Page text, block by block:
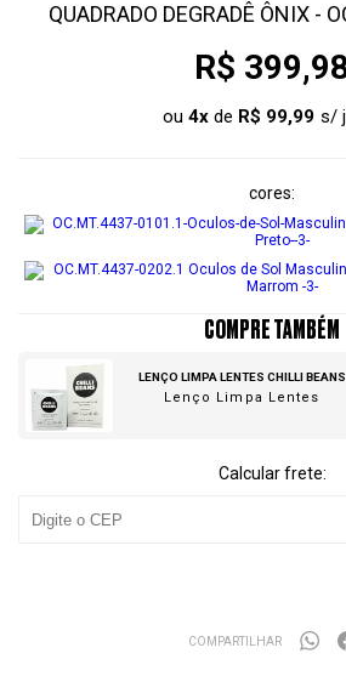
QUADRADO DEGRADÊ ÔNIX -
R$
ou 4xde R$ 99,99
cores
COMPRE TAMBÉM
LENÇO LIMPA LENTES CHILLI BEANS
Lenço Limpa Lentes
Calcular frete:
COMPARTILHAR